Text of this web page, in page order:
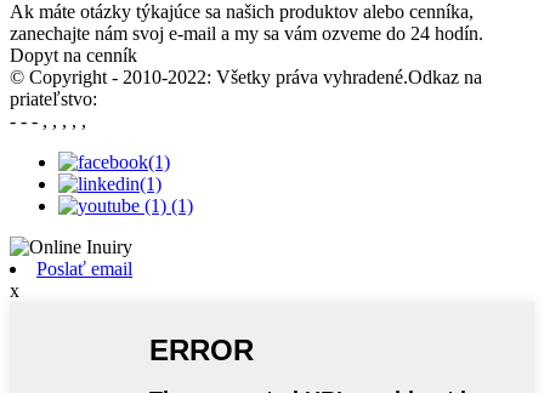
Ak máte otázky týkajúce sa našich produktov alebo cenníka,
zanechajte nám svoj e-mail a my sa vám ozveme do 24 hodín.
Dopyt na cenník
© Copyright - 2010-2022: Všetky práva vyhradené.Odkaz na
priateľstvo:
- - - , , , , ,
Poslať email
x